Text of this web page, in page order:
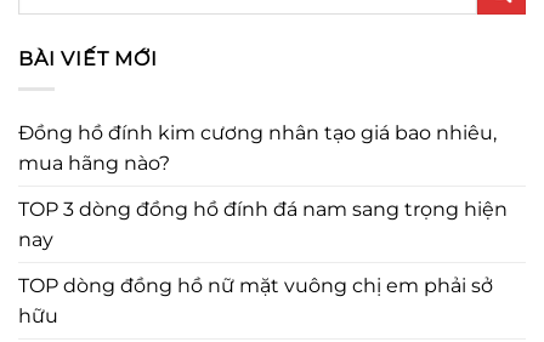
BÀI VIẾT MỚI
Đồng hồ đính kim cương nhân tạo giá bao nhiêu,
mua hãng nào?
TOP 3 dòng đồng hồ đính đá nam sang trọng hiện
nay
TOP dòng đồng hồ nữ mặt vuông chị em phải sở
hữu